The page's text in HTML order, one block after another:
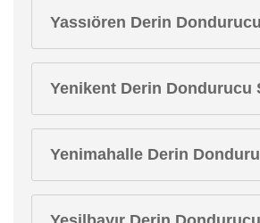
Yassıören Derin
Yenikent Derin Dondurucu
Yenimahalle Derin